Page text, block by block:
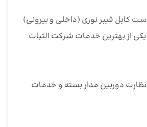
کابل فیبر نوری (داخلی و بیرونی)
یکی از بهترین خدمات شرکت الثبات
دوربین مدار بسته و خدمات